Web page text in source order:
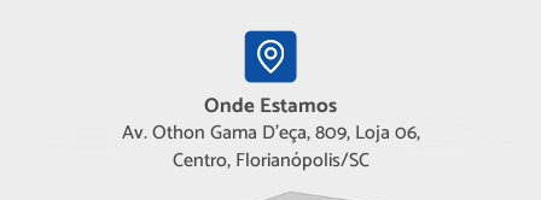
Onde Estamos
Av. Othon Gama D'eça, 809, Loja 06,
Centro, Florianópolis/SC